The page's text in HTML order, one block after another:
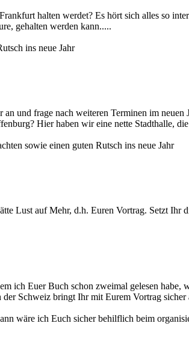
halten werdet? Es hört sich alles so
gehalten werden kann.....
ins neue Jahr
und frage nach weiteren Terminen im
Hier haben wir eine nette Stadthalle,
sowie einen guten Rutsch ins neue Jahr
Lust auf Mehr, d.h. Euren Vortrag. Setzt
ich Euer Buch schon zweimal gelesen
Schweiz bringt Ihr mit Eurem Vortrag
wäre ich Euch sicher behilflich beim